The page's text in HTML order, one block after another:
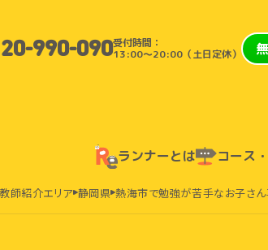
990-090受付時間：
13:00〜20:00（土日定休）
ランナーとは コース
師紹介エリア 静岡県 熱海市で勉強が苦手なお子さ